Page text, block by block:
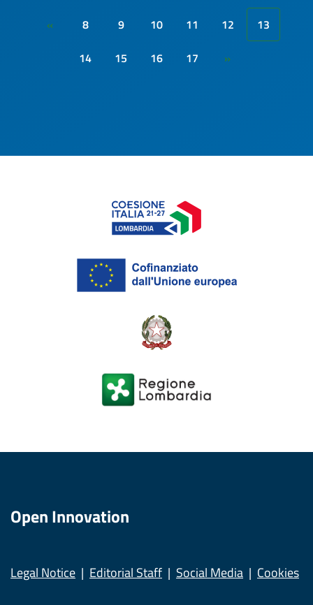
« 8 9 10 11 12
13
14
15 16 17 »
Open Innovation
Legal Notice Editorial Staff Social Media Cookies